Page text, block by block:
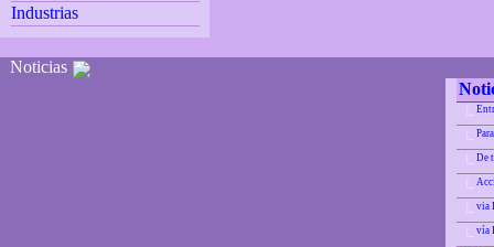
Industrias
Noticias
De
via
vía